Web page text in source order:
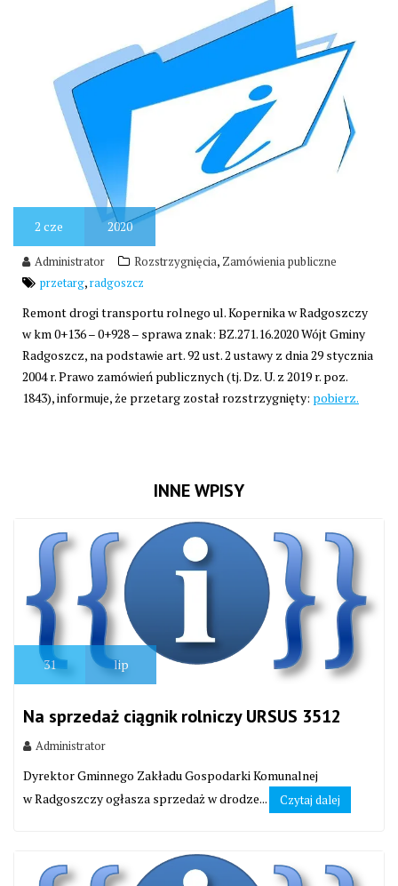
2 cze 2020
Administrator Rozstrzygnięcia, Zamówienia publiczne
przetarg,radgoszcz
Remont drogi transportu rolnego ul. Kopernika w Radgoszczy
w km 0+136 – 0+928 – sprawa znak: BZ.271.16.2020 Wójt Gminy
Radgoszcz, na podstawie art. 92 ust. 2 ustawy z dnia 29 stycznia
2004 r. Prawo zamówień publicznych (tj. Dz. U. z 2019 r. poz.
1843), informuje, że przetarg został rozstrzygnięty: pobierz.
INNE WPISY
31 lip
Na sprzedaż ciągnik rolniczy URSUS 3512
Administrator
Dyrektor Gminnego Zakładu Gospodarki Komunalnej
w Radgoszczy ogłasza sprzedaż w drodze...
Czytaj dalej